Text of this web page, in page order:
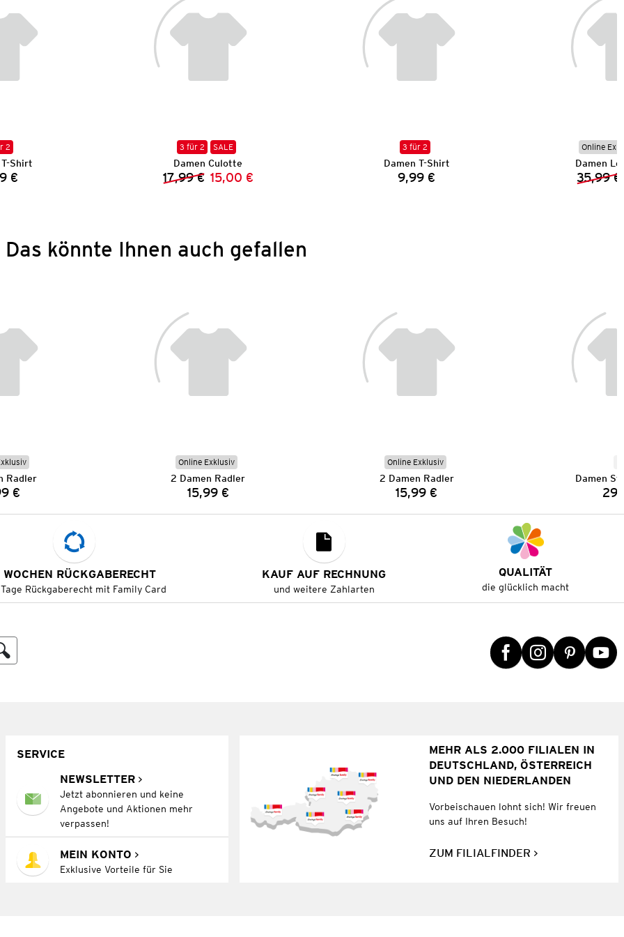
2
Shirt
€
3 für 2 SALE
Damen Culotte
Vorheriger Preis:
17,99 € Neuer Preis:
15,00 €
3 für 2
Damen T-Shirt
Preis:
9,99 €
Online
Damen
35,99 €
Das könnte Ihnen auch gefallen
Radler
€
Online Exklusiv
2 Damen Radler
Preis:
15,99 €
Online Exklusiv
2 Damen Radler
Preis:
15,99 €
Damen
RÜCKGABERECHT
Rückgaberecht mit Family Card
KAUF AUF RECHNUNG
und weitere Zahlarten
QUALITÄT
die glücklich macht
SERVICE
NEWSLETTER
Jetzt abonnieren und keine
Angebote und Aktionen mehr
verpassen!
MEIN KONTO
Exklusive Vorteile für Sie
MEHR ALS 2.000 FILIALEN IN
DEUTSCHLAND, ÖSTERREICH
UND DEN NIEDERLANDEN
Vorbeischauen lohnt sich! Wir freuen
uns auf Ihren Besuch!
ZUM FILIALFINDER